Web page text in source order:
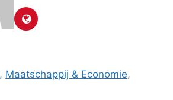
, Maatschappij & Economie,